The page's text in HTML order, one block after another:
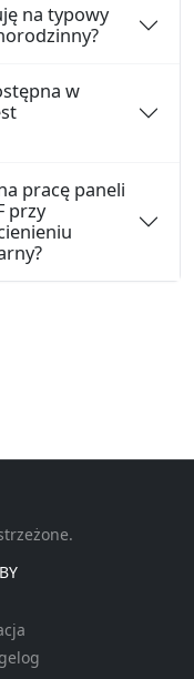
na typowy
w
pracę paneli
przy